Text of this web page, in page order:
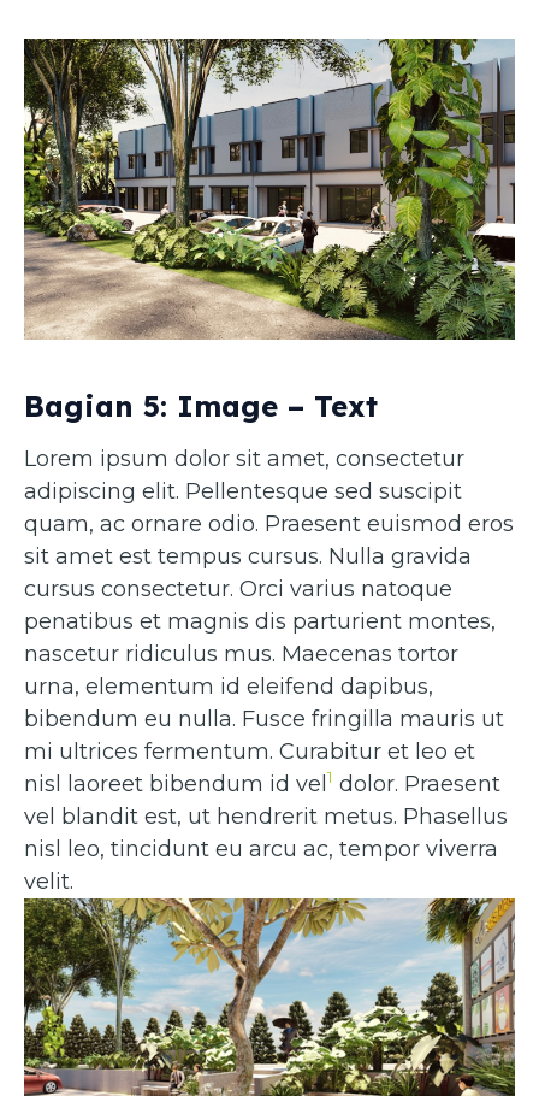
Bagian 5: Image – Text
Lorem ipsum dolor sit amet, consectetur
adipiscing elit. Pellentesque sed suscipit
quam, ac ornare odio. Praesent euismod eros
sit amet est tempus cursus. Nulla gravida
cursus consectetur. Orci varius natoque
penatibus et magnis dis parturient montes,
nascetur ridiculus mus. Maecenas tortor
urna, elementum id eleifend dapibus,
bibendum eu nulla. Fusce fringilla mauris ut
mi ultrices fermentum. Curabitur et leo et
nisl laoreet bibendum id vel 1 dolor. Praesent
vel blandit est, ut hendrerit metus. Phasellus
nisl leo, tincidunt eu arcu ac, tempor viverra
velit.